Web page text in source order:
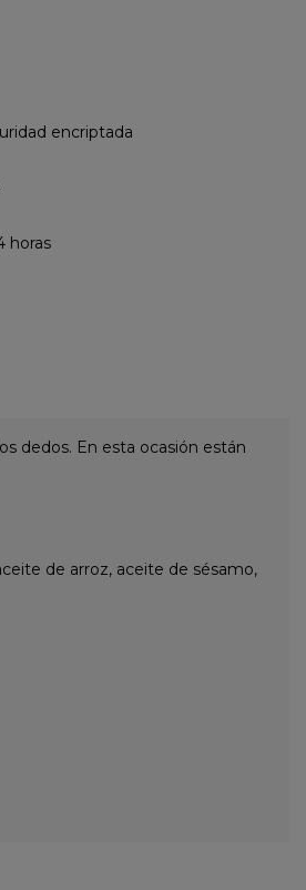
encriptada
horas
dedos. En esta ocasión están
de arroz, aceite de sésamo,